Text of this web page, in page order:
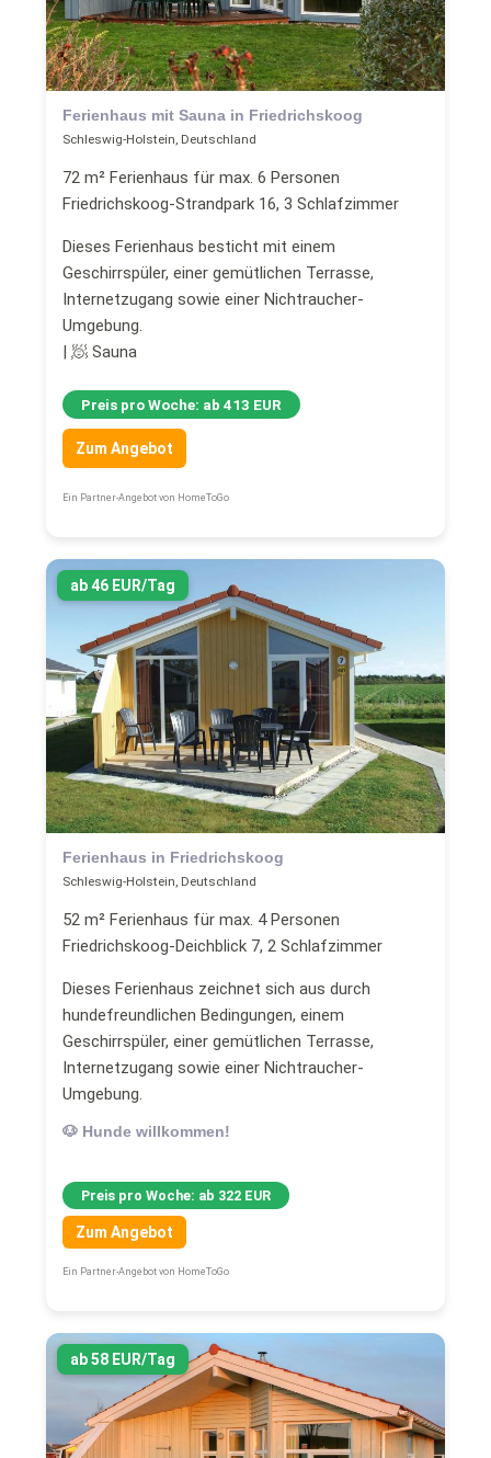
Ferienhaus mit Sauna in Friedrichskoog
Schleswig-Holstein, Deutschland
72 m² Ferienhaus für max. 6 Personen
Friedrichskoog-Strandpark 16, 3 Schlafzimmer
Dieses Ferienhaus besticht mit einem
Geschirrspüler, einer gemütlichen Terrasse,
Internetzugang sowie einer Nichtraucher-
Umgebung.
| 🧖 Sauna
Preis pro Woche: ab 413 EUR
Zum Angebot
Ein Partner-Angebot von HomeToGo
ab 46 EUR/Tag
Ferienhaus in Friedrichskoog
Schleswig-Holstein, Deutschland
52 m² Ferienhaus für max. 4 Personen
Friedrichskoog-Deichblick 7, 2 Schlafzimmer
Dieses Ferienhaus zeichnet sich aus durch
hundefreundlichen Bedingungen, einem
Geschirrspüler, einer gemütlichen Terrasse,
Internetzugang sowie einer Nichtraucher-
Umgebung.
🐶 Hunde willkommen!
Preis pro Woche: ab 322 EUR
Zum Angebot
Ein Partner-Angebot von HomeToGo
ab 58 EUR/Tag